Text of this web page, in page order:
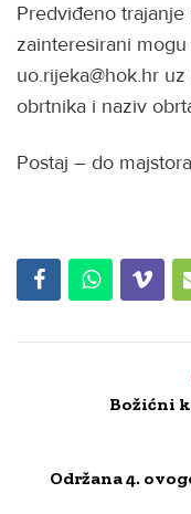
Predviđeno
zainteresirani
uo.rijeka@hok.hr
obrtnika i naziv
Postaj – do
Božićni
Održana 4.